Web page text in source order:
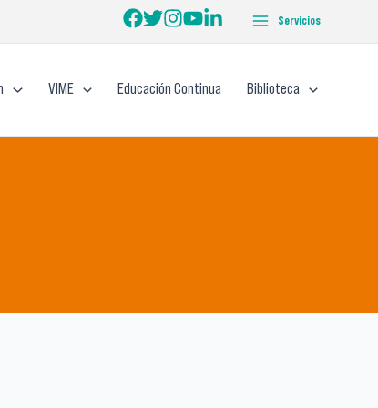
Servicios
VIME Educación Continua Biblioteca